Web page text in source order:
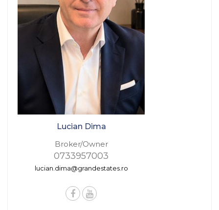
Lucian Dima
Broker/Owner
0733957003
lucian.dima@grandestates.ro